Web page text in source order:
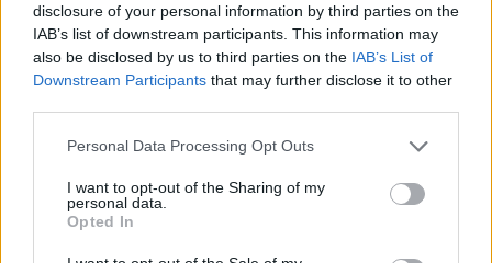
disclosure of your personal information by third parties on the
IAB’s list of downstream participants. This information may
also be disclosed by us to third parties on the IAB’s List of
Downstream Participants that may further disclose it to other
Please note that this website/app uses one or more Google
not limited to your visit or usage behaviour. You may click to
grant or deny consent to Google and its third-party tags to
use your data for below specified purposes in below Google
consent section.
Personal Data Processing Opt Outs
I want to opt-out of the Sharing of my
personal data.
Opted In
Europei nuoto 2026: Pellacani e Pizzini dominano i
Francesca Lombardi · 7 Ago 2026